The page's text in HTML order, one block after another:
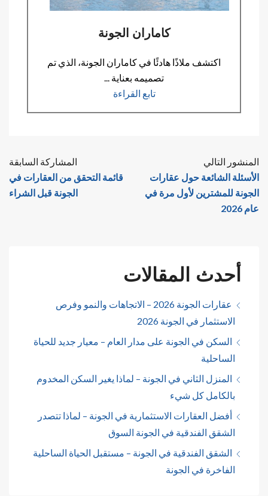
كاماران الجونة
اكتشف ملاذًا هادئًا في كاماران الجونة، الذي تم
تصميمه بعناية ...
تابع القراءة
المشاركة السابقة
قائمة التحقق من العقارات في
الجونة قبل الشراء
المنشور التالي
الأسئلة الشائعة حول عقارات
الجونة للمشترين لأول مرة في
عام 2026
أحدث المقالات
عقارات الجونة 2026 – الاتجاهات والنمو وفرص
الاستثمار في الجونة 2026
السكن في الجونة على مدار العام – معيار جديد للحياة
الساحلية
المنزل الثاني في الجونة – لماذا يغير السكن المخدوم
بالكامل كل شيء
أفضل العقارات الاستثمارية في الجونة – لماذا تتصدر
الشقق الفندقية في الجونة السوق
الشقق الفندقية في الجونة – مستقبل الحياة الساحلية
الفاخرة في الجونة